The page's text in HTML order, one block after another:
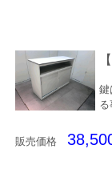
鍵
販売価格